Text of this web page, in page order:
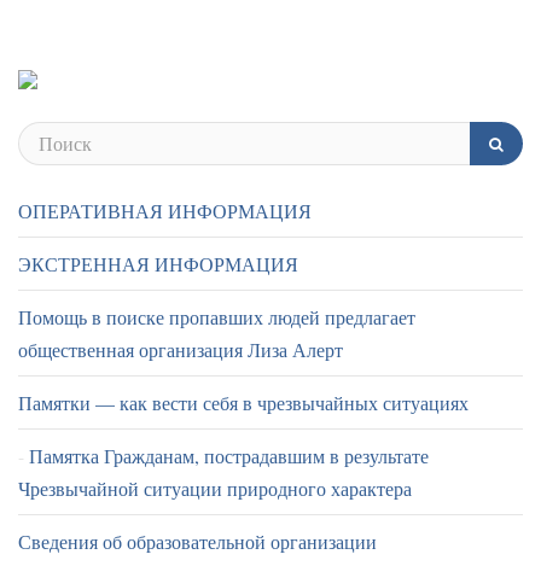
ОПЕРАТИВНАЯ ИНФОРМАЦИЯ
ЭКСТРЕННАЯ ИНФОРМАЦИЯ
Помощь в поиске пропавших людей предлагает
общественная организация Лиза Алерт
Памятки — как вести себя в чрезвычайных ситуациях
Памятка Гражданам, пострадавшим в результате
Чрезвычайной ситуации природного характера
Сведения об образовательной организации